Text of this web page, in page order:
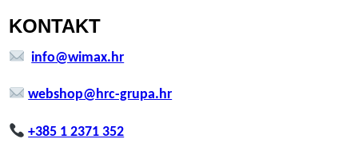
KONTAKT
info@wimax.hr
webshop@hrc-grupa.hr
+385 1 2371 352